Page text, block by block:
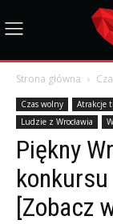
Strona główna
Czas wolny Atrakcje
Ludzie z Wrocławia
Piękny
[Zobacz